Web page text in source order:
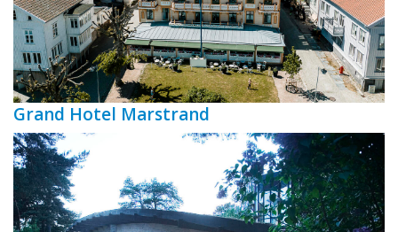
Grand Hotel Marstrand